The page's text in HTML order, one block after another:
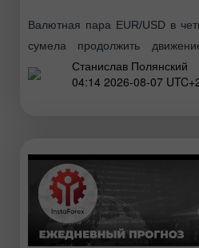
Валютная пара EUR/USD в
сумела продолжить
откатилась вниз.
области 1,1536-1,1542 и
Станислав Полянский
04:14 2026-08-07